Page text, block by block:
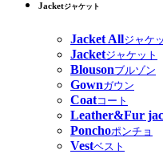
Jacketジャケット
Jacket Allジャケ
Jacketジャケット
Blousonブルゾン
Gownガウン
Coatコート
Leather&Fur
Ponchoポンチョ
Vestベスト